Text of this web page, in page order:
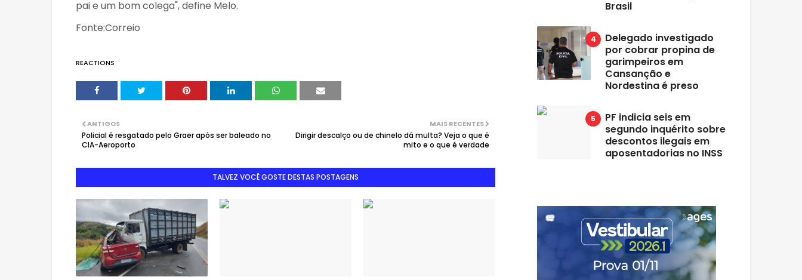
pai e um bom colega", define Melo.
Fonte:Correio
REACTIONS
MAIS RECENTES
Dirigir descalço ou de chinelo dá multa? Veja o que é
mito e o que é verdade
ANTIGOS
Policial é resgatado pelo Graer após ser baleado no
CIA-Aeroporto
TALVEZ VOCÊ GOSTE DESTAS POSTAGENS
Brasil
Delegado investigado
por cobrar propina de
garimpeiros em
Cansanção e
Nordestina é preso
PF indicia seis em
segundo inquérito sobre
descontos ilegais em
aposentadorias no INSS